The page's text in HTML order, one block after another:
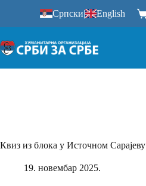
Српски| English
Квиз из блока у Источном Сарајеву
19. новембар 2025.